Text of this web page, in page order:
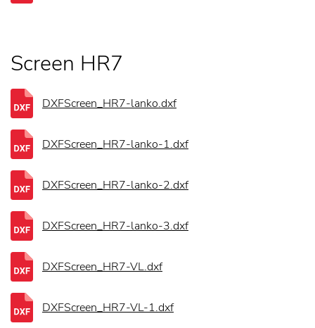
Screen HR7
DXFScreen_HR7-lanko.dxf
DXFScreen_HR7-lanko-1.dxf
DXFScreen_HR7-lanko-2.dxf
DXFScreen_HR7-lanko-3.dxf
DXFScreen_HR7-VL.dxf
DXFScreen_HR7-VL-1.dxf